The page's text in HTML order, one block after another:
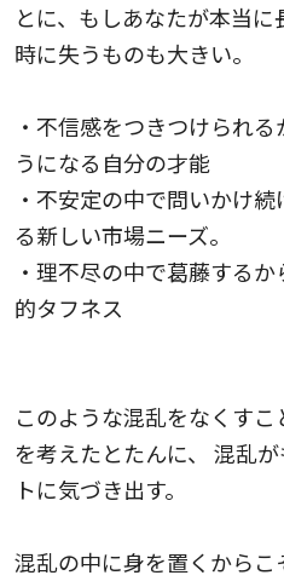
とに、もしあなたが本当
時に失うものも大きい。
・不信感をつきつけられ
うになる自分の才能
・不安定の中で問いかけ
る新しい市場ニーズ。
・理不尽の中で葛藤する
的タフネス
このような混乱をなくす
を考えたとたんに、 混乱
トに気づき出す。
混乱の中に身を置くから